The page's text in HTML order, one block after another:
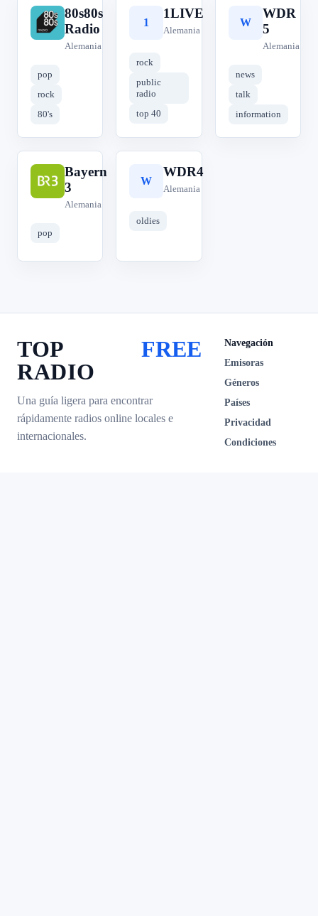
8
80s80s
Radio
Alemania
pop
rock
80's
1
1LIVE
Alemania
rock
public
radio
top 40
W
WDR
5
Alemania
news
talk
information
B
Bayern
3
Alemania
pop
W
WDR4
Alemania
oldies
TOP
RADIO
FREE
Una guía ligera para encontrar
rápidamente radios online locales e
internacionales.
Navegación
Emisoras
Géneros
Países
Privacidad
Condiciones